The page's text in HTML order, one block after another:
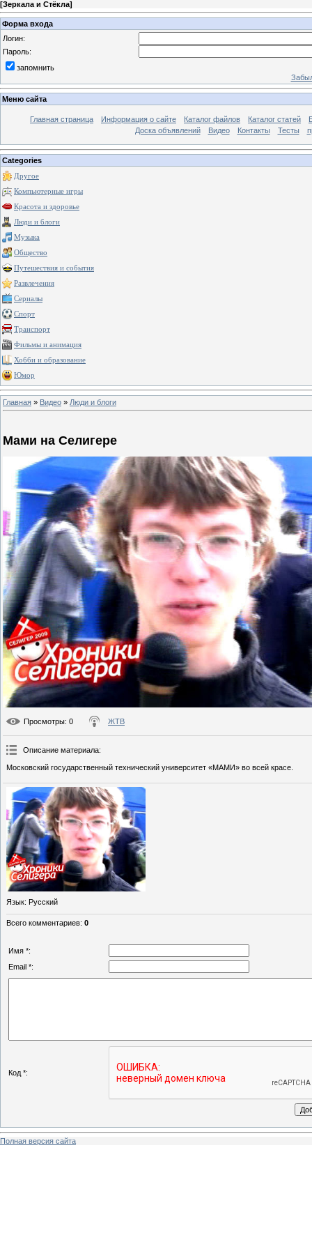
[Зеркала и Стёкла]
Форма входа
Логин:
Пароль:
запомнить
Меню сайта
Главная страница Информация о сайте Каталог файлов Каталог статей
Доска объявлений
Видео Контакты Тесты
Categories
Другое
Компьютерные игры
Красота и здоровье
Люди и блоги
Музыка
Общество
Путешествия и события
Развлечения
Сериалы
Спорт
Транспорт
Фильмы и анимация
Хобби и образование
Юмор
Главная » Видео » Люди и блоги
Мами на Селигере
Просмотры: 0 ЖТВ
Описание материала:
Московский государственный технический университет «МАМИ» во всей красе.
Язык: Русский
Всего комментариев: 0
Имя *:
Email *:
Код *:
Полная версия сайта